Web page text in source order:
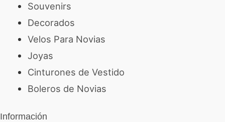
Souvenirs
Decorados
Velos Para Novias
Joyas
Cinturones de Vestido
Boleros de Novias
Información